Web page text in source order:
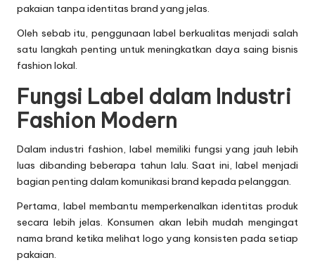
pakaian tanpa identitas brand yang jelas.
Oleh sebab itu, penggunaan label berkualitas menjadi salah
satu langkah penting untuk meningkatkan daya saing bisnis
fashion lokal.
Fungsi Label dalam Industri
Fashion Modern
Dalam industri fashion, label memiliki fungsi yang jauh lebih
luas dibanding beberapa tahun lalu. Saat ini, label menjadi
bagian penting dalam komunikasi brand kepada pelanggan.
Pertama, label membantu memperkenalkan identitas produk
secara lebih jelas. Konsumen akan lebih mudah mengingat
nama brand ketika melihat logo yang konsisten pada setiap
pakaian.